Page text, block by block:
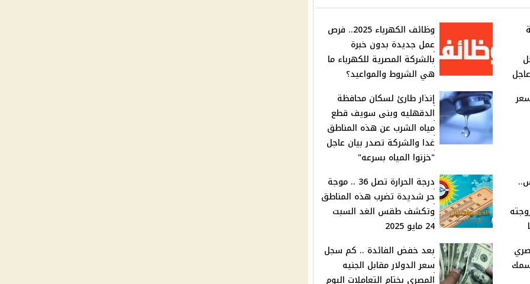
وظائف الكهرباء 2025.. فرص
عمل جديدة بدون خبرة
بالشركة المصرية للكهرباء ما
هي الشروط والمواعيد؟
إنذار طارئ لسكان محافظة
الدقهليه وبنى سويف قطع
مياه الشرب عن هذه المناطق
غدا والشركة تصدر بيان عاجل
"خزنوا المياه بسرعه"
درجة الحرارة تصل 36 .. موجة
حر شديدة تضرب هذه المناطق
وتكشف طقس الغد السبت
24 مايو 2025
بعد خفض الفائدة .. كم سجل
سعر الدولار مقابل الجنيه
المصري بختام التعاملات اليوم